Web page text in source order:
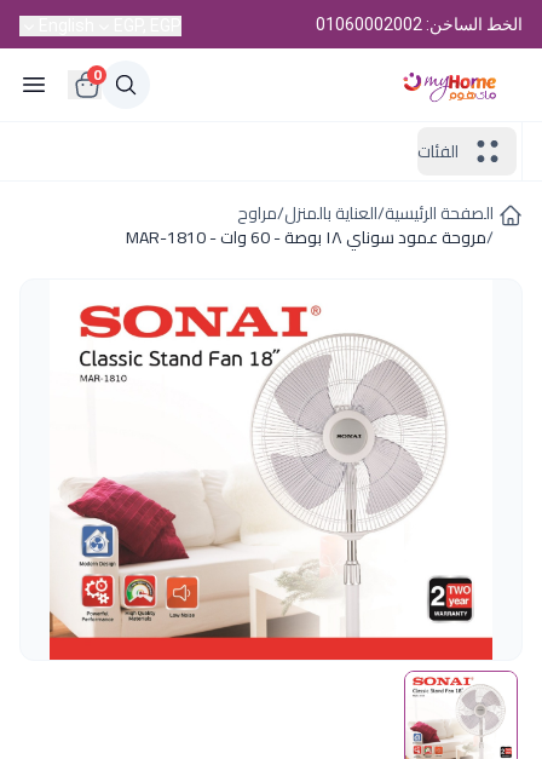
الخط الساخن: 01060002002
0
الفئات
الصفحة الرئيسية/العناية بالمنزل/مراوح
/مروحة عمود سوناي ١٨ بوصة - 60 وات - MAR-1810